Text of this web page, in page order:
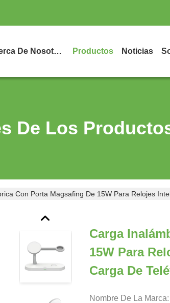
Acerca De Nosotros Productos Noticias
De Los
Con Porta Magsafing De 15W Para Relojes
Carga
15W Para
Carga De
Nombre De La Marca: